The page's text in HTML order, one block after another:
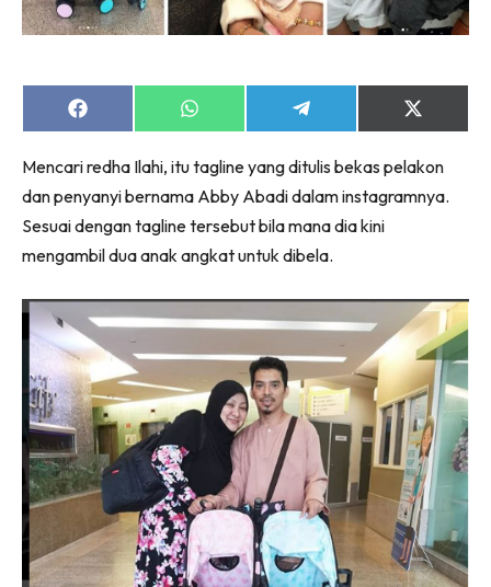
Share
on
Share
on
Share
on
Share
on
(Twitter)
Mencari redha Ilahi, itu tagline yang ditulis bekas pelakon
dan penyanyi bernama Abby Abadi dalam instagramnya.
Sesuai dengan tagline tersebut bila mana dia kini
mengambil dua anak angkat untuk dibela.